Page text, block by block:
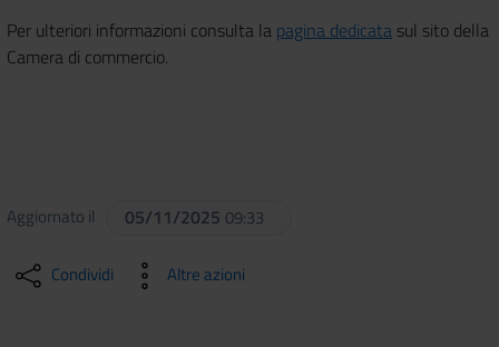
Per ulteriori informazioni consulta la pagina dedicata sul sito della
Camera di commercio.
Aggiornato il 05/11/2025 09:33
Condividi Altre azioni